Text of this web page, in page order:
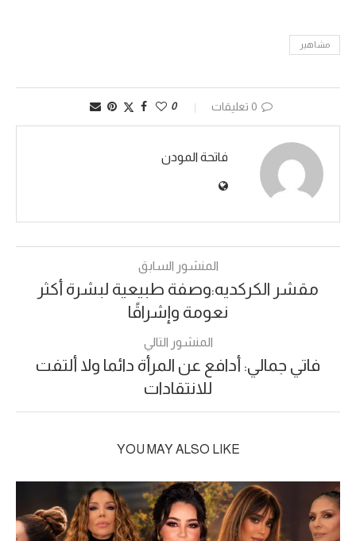
مشاهير
0 تعليقات 0
فاتحة المودن
المنشور السابق
مقشر الكركديه:وصفة طبيعية لبشرة أكثر
نعومة وإشراقًا
المنشور التالي
فاتي جمالي: أدافع عن المرأة دائما ولا ألتفت
للانتقادات
YOU MAY ALSO LIKE